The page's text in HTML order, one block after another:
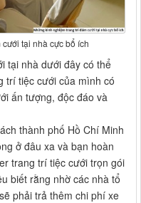
tại nhà cực bổ ích
tại nhà dưới đây có thể
trí tiệc cưới của mình có
ấn tượng, độc đáo và
thành phố Hồ Chí Minh
ở đâu xa và bạn hoàn
trang trí tiệc cưới trọn gói
biết rằng nhờ các nhà tổ
phải trả thêm chi phí xe